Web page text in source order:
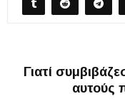
Γιατί
αυτούς